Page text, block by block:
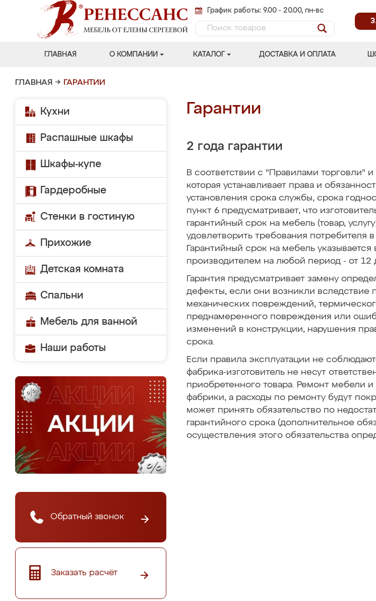
График работы: 9.00 - 20.00, пн-вс
ГЛАВНАЯ О КОМПАНИИ КАТАЛОГ ДОСТАВКА И ОПЛАТА
ГЛАВНАЯ → ГАРАНТИИ
Кухни
Распашные шкафы
Шкафы-купе
Гардеробные
Стенки в гостиную
Прихожие
Детская комната
Спальни
Мебель для ванной
Наши работы
Обратный звонок
Заказать расчёт
Гарантии
2 года гарантии
В соответствии с "Правилами торговли"
которая устанавливает права и
установления срока службы, срока
пункт 6 предусматривает, что
гарантийный срок на мебель (товар,
удовлетворить требования потребителя
Гарантийный срок на мебель
производителем на любой период - от 12
Гарантия предусматривает замену
дефекты, если они возникли вследствие
механических повреждений,
преднамеренного повреждения или
изменений в конструкции, нарушения
срока.
Если правила эксплуатации не
фабрика-изготовитель не несут
приобретенного товара. Ремонт мебели
фабрики, а расходы по ремонту будут
может принять обязательство по
гарантийного срока (дополнительное
осуществления этого обязательства